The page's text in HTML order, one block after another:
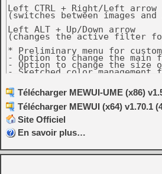
Left CTRL + Right/Left arrow
(switches between images
Left ALT + Up/Down arrow
(changes the active filter
* Preliminary menu for
- Option to change the main
- Option to change the size
- Sketched color management
* Usage info for software
Changed:
* Removed option to
when you exit from the
* Grouped list is now in
and not the romset.
* Search for images of
Télécharger MEWUI-UME (x86)
Télécharger MEWUI (x64) v1.70.1
Site Officiel
En savoir plus…